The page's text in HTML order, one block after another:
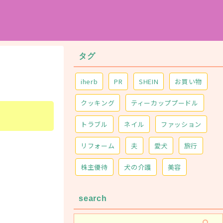
タグ
iherb PR SHEIN お買い物
クッキング ティーカッププードル
トラブル ネイル ファッション
リフォーム 夫 愛犬 旅行
株主優待 犬の介護 美容
search